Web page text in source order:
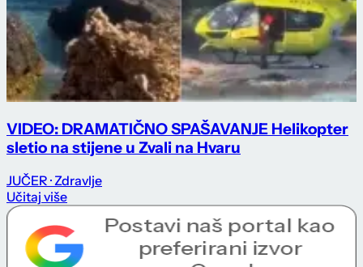
VIDEO: DRAMATIČNO SPAŠAVANJE Helikopter
sletio na stijene u Zvali na Hvaru
JUČER · Zdravlje
Učitaj više